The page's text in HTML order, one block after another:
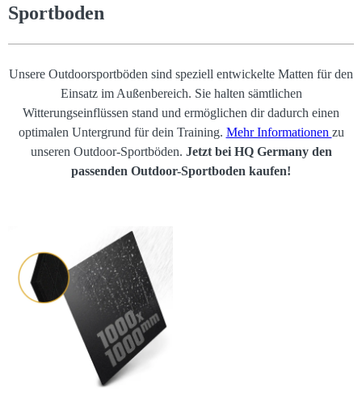
Sportboden
Unsere Outdoorsportböden sind speziell entwickelte Matten für den
Einsatz im Außenbereich. Sie halten sämtlichen
Witterungseinflüssen stand und ermöglichen dir dadurch einen
optimalen Untergrund für dein Training. Mehr Informationen zu
unseren Outdoor-Sportböden. Jetzt bei HQ Germany den
passenden Outdoor-Sportboden kaufen!